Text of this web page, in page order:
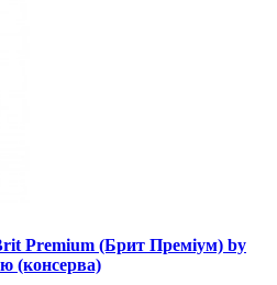
Premium (Брит Преміум) by
(консерва)